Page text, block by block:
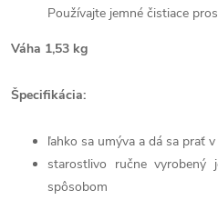
Používajte jemné čistiace
Váha 1,53 kg
Špecifikácia:
ľahko sa umýva a dá sa prať
starostlivo ručne vyrobený
spôsobom